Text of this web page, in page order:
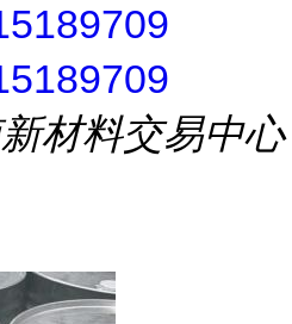
材料交易中心